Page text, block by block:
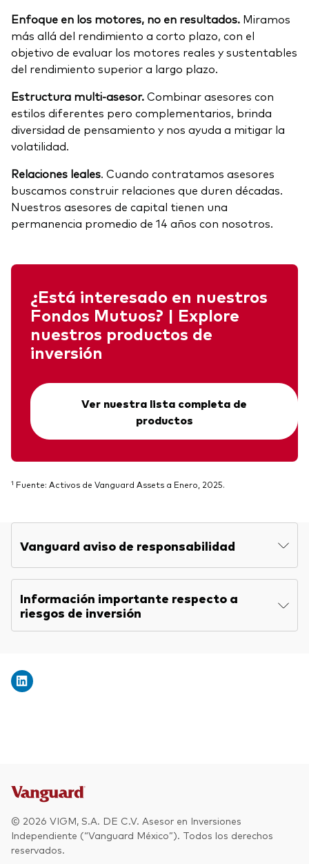
Enfoque en los motores, no en resultados. Miramos
más allá del rendimiento a corto plazo, con el
objetivo de evaluar los motores reales y sustentables
del rendimiento superior a largo plazo.
Estructura multi-asesor.Combinar asesores con
estilos diferentes pero complementarios, brinda
diversidad de pensamiento y nos ayuda a mitigar la
volatilidad.
Relaciones leales. Cuando contratamos asesores
buscamos construir relaciones que duren décadas.
Nuestros asesores de capital tienen una
permanencia promedio de 14 años con nosotros.
¿Está interesado en nuestros
Fondos Mutuos? | Explore
nuestros productos de
inversión
Ver nuestra lista completa de
productos
1 Fuente: Activos de Vanguard Assets a Enero, 2025.
Vanguard aviso de responsabilidad
Información importante respecto a
riesgos de inversión
© 2026 VIGM, S.A. DE C.V. Asesor en Inversiones
Independiente (“Vanguard México”). Todos los derechos
reservados.